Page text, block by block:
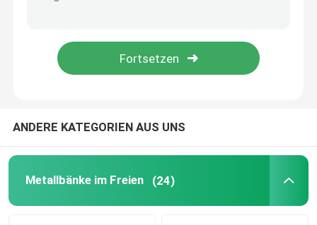
Tischbänke im Freien
ANDERE KATEGORIEN AUS UNS
Metallbänke im Freien (24)